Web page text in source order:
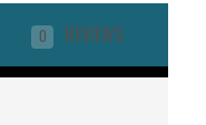
REVIEWS
0